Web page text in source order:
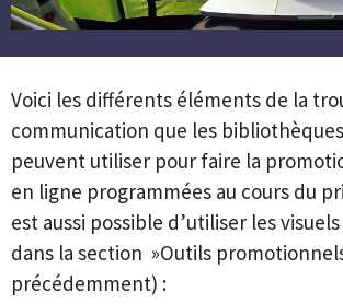
Voici les différents éléments de la
communication que les
peuvent utiliser pour faire la
en ligne programmées au cours du
est aussi possible d’utiliser les
dans la section »Outils
précédemment) :